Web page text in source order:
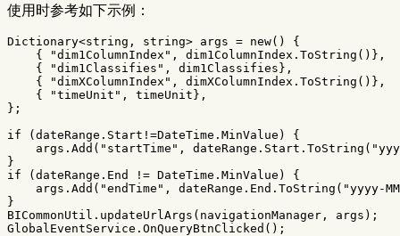
使用时参考如下示例：
Dictionary<string , string> args = new()
{
{
"dim1ColumnIndex" , dim1ColumnIndex . ToString ()},
{
"dim1Classifies" , dim1Classifies },
{
"dimXColumnIndex" , dimXColumnIndex . ToString ()},
{
"timeUnit" , timeUnit },
};
if
( dateRange . Start !=DateTime . MinValue )
{
args . Add ( "startTime" , dateRange . Start . ToString (
}
if
( dateRange . End != DateTime . MinValue )
{
args . Add ( "endTime" , dateRange . End . ToString ( "yyyy-
}
BICommonUtil . updateUrlArgs ( navigationManager , args );
GlobalEventService . OnQueryBtnClicked ();